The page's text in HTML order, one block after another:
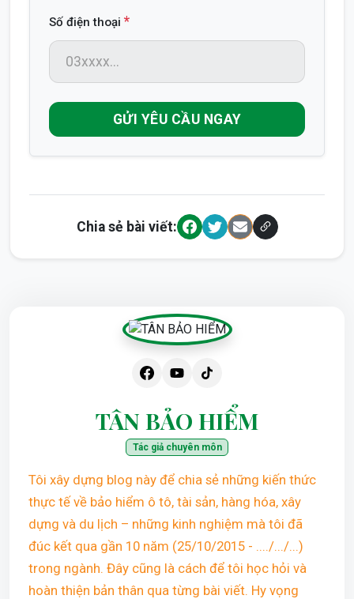
Số điện thoại *
GỬI YÊU CẦU NGAY
Chia sẻ bài viết:
TÂN BẢO HIỂM
Tác giả chuyên môn
Tôi xây dựng blog này để chia sẻ những kiến thức
thực tế về bảo hiểm ô tô, tài sản, hàng hóa, xây
dựng và du lịch – những kinh nghiệm mà tôi đã
đúc kết qua gần 10 năm (25/10/2015 - ..../.../...)
trong ngành. Đây cũng là cách để tôi học hỏi và
hoàn thiện bản thân qua từng bài viết. Hy vọng